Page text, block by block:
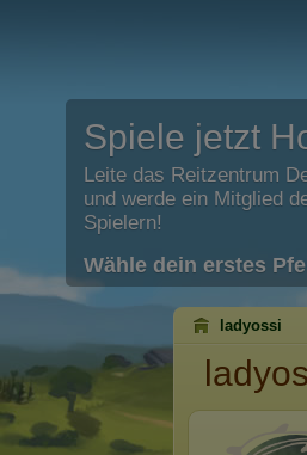
Spiele jetzt
Leite das Reitzentrum
und werde ein Mitglied
Spielern!
Wähle dein erstes
ladyossi